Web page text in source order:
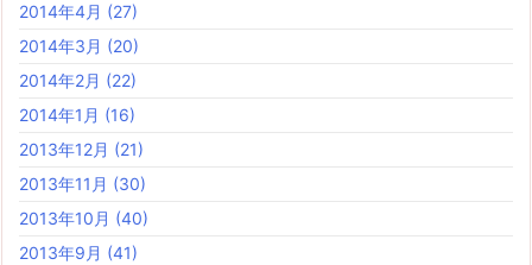
2014年4月 (27)
2014年3月 (20)
2014年2月 (22)
2014年1月 (16)
2013年12月 (21)
2013年11月 (30)
2013年10月 (40)
2013年9月 (41)